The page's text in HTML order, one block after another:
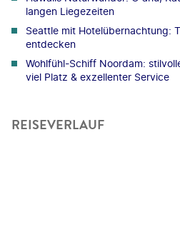
langen Liegezeiten
Seattle mit Hotelübernachtung:
entdecken
Wohlfühl-Schiff Noordam:
viel Platz & exzellenter Service
REISEVERLAUF